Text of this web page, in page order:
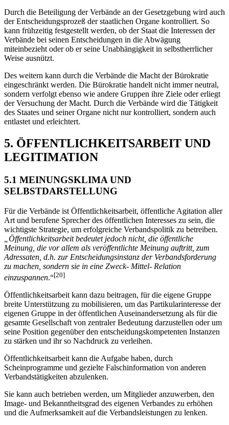
Durch die Beteiligung der Verbände an der Gesetzgebung wird auch
der Entscheidungsprozeß der staatlichen Organe kontrolliert. So
kann frühzeitig festgestellt werden, ob der Staat die Interessen der
Verbände bei seinen Entscheidungen in die Abwägung
miteinbezieht oder ob er seine Unabhängigkeit in selbstherrlicher
Weise ausnützt.
Des weitern kann durch die Verbände die Macht der Bürokratie
eingeschränkt werden. Die Bürokratie handelt nicht immer neutral,
sondern verfolgt ebenso wie andere Gruppen ihre Ziele oder erliegt
der Versuchung der Macht. Durch die Verbände wird die Tätigkeit
des Staates und seiner Organe nicht nur kontrolliert, sondern auch
entlastet und erleichtert.
5. ÖFFENTLICHKEITSARBEIT UND
LEGITIMATION
5.1 MEINUNGSKLIMA UND
SELBSTDARSTELLUNG
Für die Verbände ist Öffentlichkeitsarbeit, öffentliche Agitation aller
Art und berufene Sprecher des öffentlichen Interesses zu sein, die
wichtigste Strategie, um erfolgreiche Verbandspolitik zu betreiben.
„Öffentlichkeitsarbeit bedeutet jedoch nicht, die öffentliche
Meinung, die vor allem als veröffentlichte Meinung auftritt, zum
Adressaten, d.h. zur Entscheidungsinstanz der Verbandsforderung
zu machen, sondern sie in eine Zweck- Mittel- Relation
einzuspannen.“[20]
Öffentlichkeitsarbeit kann dazu beitragen, für die eigene Gruppe
breite Unterstützung zu mobilisieren, um das Partikularinteresse der
eigenen Gruppe in der öffentlichen Auseinandersetzung als für die
gesamte Gesellschaft von zentraler Bedeutung darzustellen oder um
seine Position gegenüber den entscheidungskompetenten Instanzen
zu stärken und ihr so Nachdruck zu verleihen.
Öffentlichkeitsarbeit kann die Aufgabe haben, durch
Scheinprogramme und gezielte Falschinformation von anderen
Verbandstätigkeiten abzulenken.
Sie kann auch betrieben werden, um Mitglieder anzuwerben, den
Image- und Bekanntheitsgrad des eigenen Verbandes zu erhöhen
und die Aufmerksamkeit auf die Verbandsleistungen zu lenken.